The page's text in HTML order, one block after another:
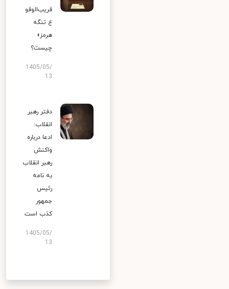
قریب‌الوقو
ع تنگه
هرمز»
چیست؟
1405/05/
13
دفتر رهبر
انقلاب:
ادعا درباره
واکنش
رهبر انقلاب
به نامه
رئیس
جمهور
کذب است
1405/05/
13